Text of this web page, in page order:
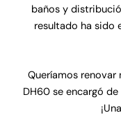
baños y
resultado ha sido
Queríamos
DH60 se encargó